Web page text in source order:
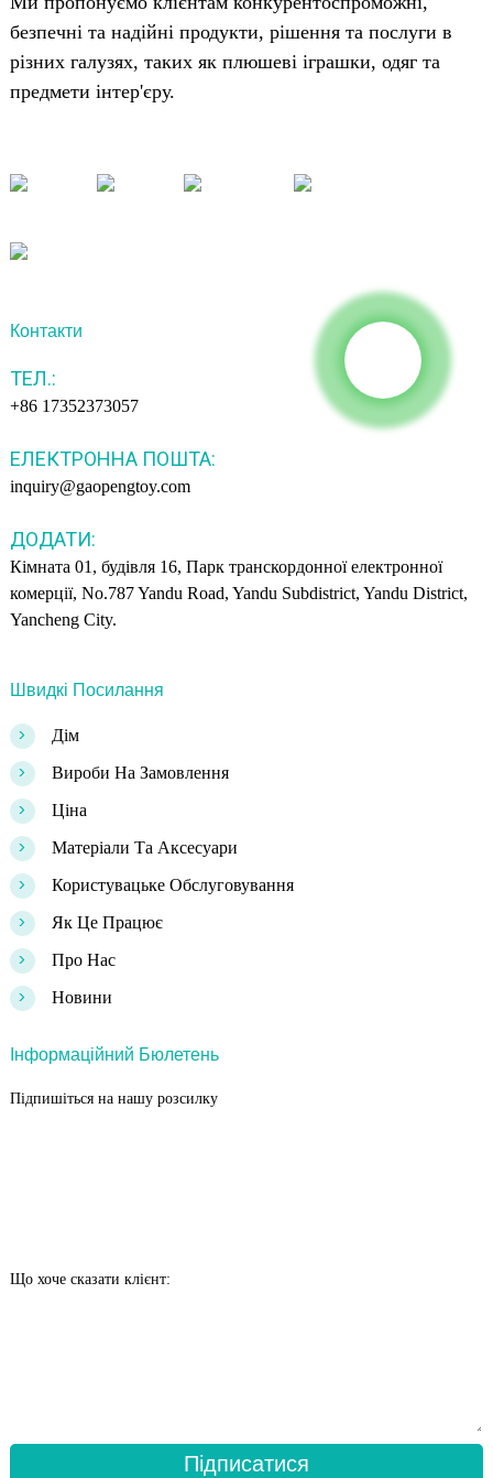
безпечні та надійні продукти, рішення та послуги в
різних галузях, таких як плюшеві іграшки, одяг та
предмети інтер'єру.
Контакти
ТЕЛ.:
+86 17352373057
ЕЛЕКТРОННА ПОШТА:
inquiry@gaopengtoy.com
ДОДАТИ:
Кімната 01, будівля 16, Парк транскордонної електронної
комерції, No.787 Yandu Road, Yandu Subdistrict, Yandu District,
Yancheng City.
Швидкі Посилання
> Дім
> Вироби На Замовлення
> Ціна
> Матеріали Та Аксесуари
> Користувацьке Обслуговування
> Як Це Працює
> Про Нас
> Новини
Інформаційний Бюлетень
Підпишіться на нашу розсилку
Що хоче сказати клієнт:
Підписатися